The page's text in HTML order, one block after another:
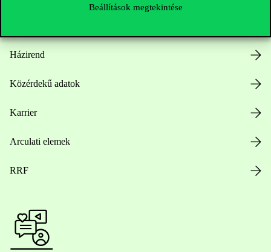
Beállítások megtekintése
Házirend
Közérdekű adatok
Karrier
Arculati elemek
RRF